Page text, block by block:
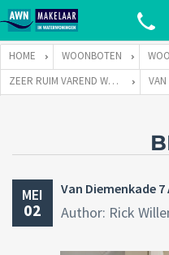
HOME WOONBOTEN
ZEER RUIM VAREND WOONSCHIP ZONDER LIGPLAATS
MEI
02
Van Diemenkade
Author: Rick